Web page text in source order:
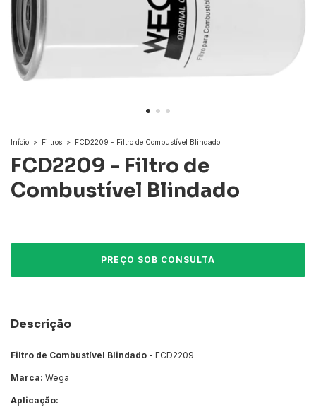
Início > Filtros > FCD2209 - Filtro de Combustível Blindado
FCD2209 - Filtro de
Combustível Blindado
Descrição
Filtro de Combustível Blindado - FCD2209
Marca: Wega
Aplicação: